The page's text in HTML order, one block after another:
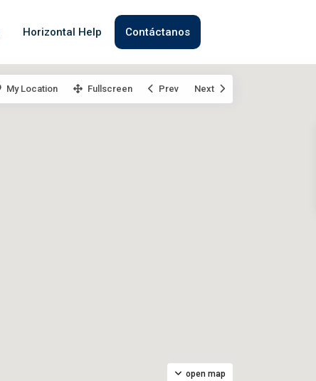
Horizontal Help Contáctanos
open map
My Location Fullscreen Prev Next